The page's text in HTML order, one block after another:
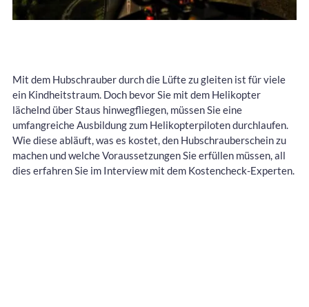
Mit dem Hubschrauber durch die Lüfte zu gleiten ist für viele
ein Kindheitstraum. Doch bevor Sie mit dem Helikopter
lächelnd über Staus hinwegfliegen, müssen Sie eine
umfangreiche Ausbildung zum Helikopterpiloten durchlaufen.
Wie diese abläuft, was es kostet, den Hubschrauberschein zu
machen und welche Voraussetzungen Sie erfüllen müssen, all
dies erfahren Sie im Interview mit dem Kostencheck-Experten.